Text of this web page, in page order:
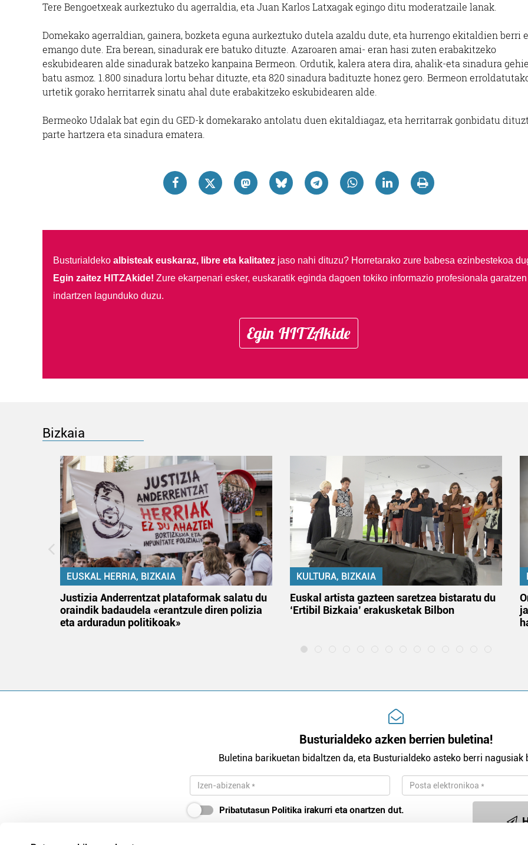
Tere Bengoetxeak aurkeztuko du agerraldia, eta Juan Karlos Latxagak egingo ditu moderatzaile lanak.
Domekako agerraldian, gainera, bozketa eguna aurkeztuko dutela azaldu dute, eta hurrengo ekitaldien berri
emango dute. Era berean, sinadurak ere batuko dituzte. Azaroaren amai- eran hasi zuten erabakitzeko
eskubidearen alde sinadurak batzeko kanpaina Bermeon. Ordutik, kalera atera dira, ahalik-eta sinadura
batu asmoz. 1.800 sinadura lortu behar dituzte, eta 820 sinadura badituzte honez gero. Bermeon
urtetik gorako herritarrek sinatu ahal dute erabakitzeko eskubidearen alde.
Bermeoko Udalak bat egin du GED-k domekarako antolatu duen ekitaldiagaz, eta herritarrak gonbidatu
parte hartzera eta sinadura ematera.
Busturialdeko albisteak euskaraz, libre eta kalitatezjaso nahi dituzu? Horretarako zure babesa ezinbestekoa
Egin zaitez HITZAkide! Zure ekarpenari esker, euskaratik eginda dagoen tokiko informazio profesionala garatzen
indartzen lagunduko duzu.
Egin HITZAkide
Bizkaia
EUSKAL HERRIA, BIZKAIA
Justizia Anderrentzat plataformak salatu du
oraindik badaudela «erantzule diren polizia
eta arduradun politikoak»
KULTURA, BIZKAIA
Euskal artista gazteen saretzea bistaratu du
‘Ertibil Bizkaia’ erakusketak Bilbon
Busturialdeko azken berrien buletina!
Buletina barikuetan bidaltzen da, eta Busturialdeko asteko berri nagusiak
Pribatutasun Politika irakurri eta onartzen dut.